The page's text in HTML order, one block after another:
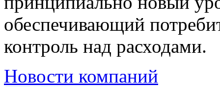
обеспечивающий
контроль над расходами.
Новости компаний